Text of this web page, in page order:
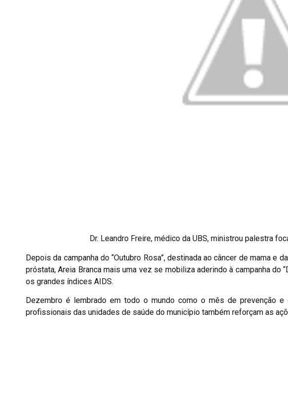
Dr. Leandro Freire, médico da UBS, ministrou palestra
Depois da campanha do “Outubro Rosa”, destinada ao câncer de mama e
próstata, Areia Branca mais uma vez se mobiliza aderindo à campanha do
os grandes índices AIDS.
Dezembro é lembrado em todo o mundo como o mês de prevenção
profissionais das unidades de saúde do município também reforçam as